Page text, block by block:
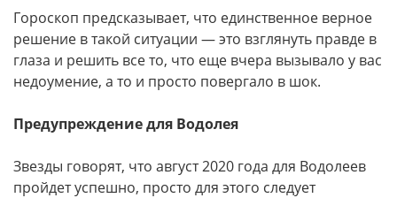
Гороскоп предсказывает, что единственное верное
решение в такой ситуации — это взглянуть правде в
глаза и решить все то, что еще вчера вызывало у вас
недоумение, а то и просто повергало в шок.
Предупреждение для Водолея
Звезды говорят, что август 2020 года для Водолеев
пройдет успешно, просто для этого следует